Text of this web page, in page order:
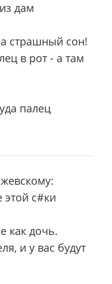
дам
страшный сон!
в рот - а там
палец
этой с#ки
как дочь.
и у вас будут